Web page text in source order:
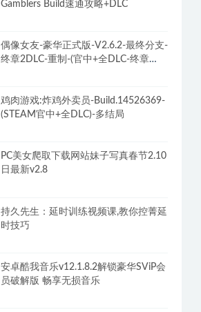
Gamblers Build速通攻略+DLC
偶像女友-豪华正式版-V2.6.2-最终分支-
终章2DLC-重制-(官中+全DLC-终章
鸡肉游戏:炸鸡外卖员-Build.14526369-
(STEAM官中+全DLC)-多结局
PC美女爬取下载网站妹子写真春节2.10
日最新v2.8
持久先生：延时训练视频课,教你控菁延
时技巧
安卓酷我音乐v12.1.8.2解锁豪华SViP会
员破解版 畅享无损音乐